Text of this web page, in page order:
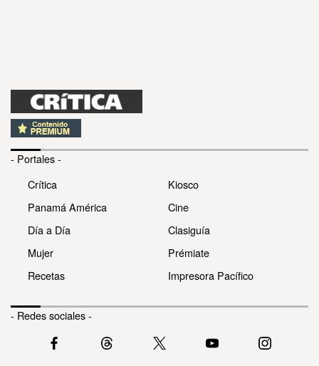
- Portales -
Crítica
Panamá América
Día a Día
Mujer
Recetas
Kiosco
Cine
Clasiguía
Prémiate
Impresora Pacífico
- Redes sociales -